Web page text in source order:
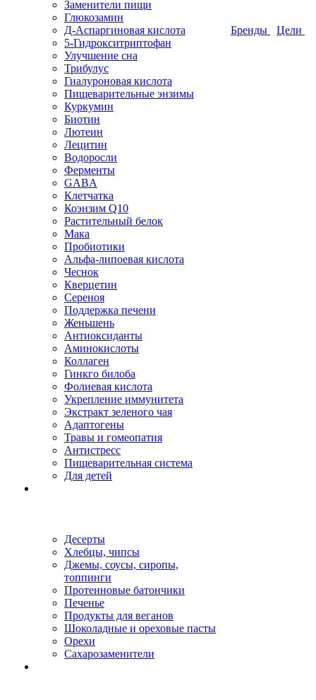
Заменители пищи
Глюкозамин
Д-Аспаргиновая кислота
5-Гидрокситриптофан
Улучшение сна
Трибулус
Гиалуроновая кислота
Пищеварительные энзимы
Куркумин
Биотин
Лютеин
Лецитин
Водоросли
Ферменты
GABA
Клетчатка
Коэнзим Q10
Растительный белок
Мака
Пробиотики
Альфа-липоевая кислота
Чеснок
Кверцетин
Сереноя
Поддержка печени
Женьшень
Антиоксиданты
Аминокислоты
Коллаген
Гинкго билоба
Фолиевая кислота
Укрепление иммунитета
Экстракт зеленого чая
Адаптогены
Травы и гомеопатия
Антистресс
Пищеварительная система
Для детей
Десерты
Хлебцы, чипсы
Джемы, соусы, сиропы,
топпинги
Протеиновые батончики
Печенье
Продукты для веганов
Шоколадные и ореховые пасты
Орехи
Сахарозаменители
Бренды Цели